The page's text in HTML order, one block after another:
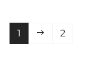
1 2